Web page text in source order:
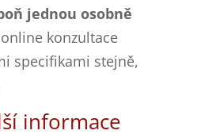
jednou osobně
konzultace
specifikami stejně,
informace